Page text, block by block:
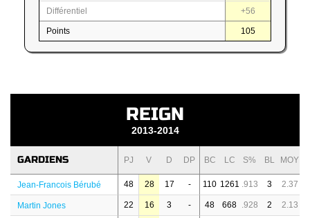
Différentiel +56
Points 105
REIGN
2013-2014
GARDIENS PJ V D DP BC LC S% BL MOY
Jean-Francois Bérubé 48 28 17 - 110 1261 .913 3 2.37
Martin Jones 22 16 3 - 48 668 .928 2 2.13